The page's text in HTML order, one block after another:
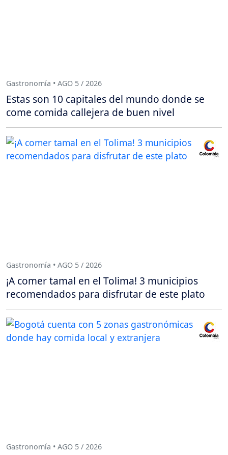
Gastronomía • AGO 5 / 2026
Estas son 10 capitales del mundo donde se
come comida callejera de buen nivel
Gastronomía • AGO 5 / 2026
¡A comer tamal en el Tolima! 3 municipios
recomendados para disfrutar de este plato
Gastronomía • AGO 5 / 2026